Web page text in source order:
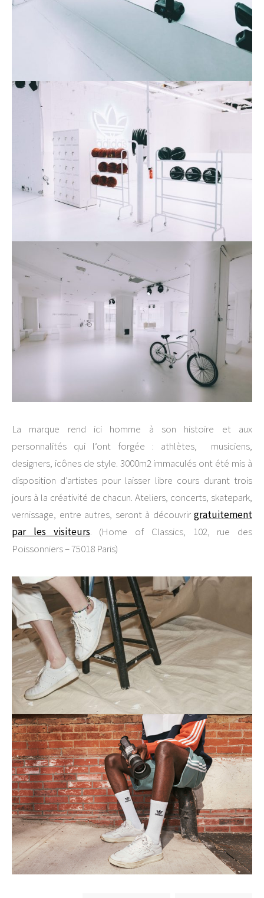
La marque rend ici homme à son histoire et aux
personnalités qui l’ont forgée : athlètes, musiciens,
designers, icônes de style. 3000m2 immaculés ont été mis à
disposition d’artistes pour laisser libre cours durant trois
jours à la créativité de chacun. Ateliers, concerts, skatepark,
vernissage, entre autres, seront à découvrir gratuitement
par les visiteurs. (Home of Classics, 102, rue des
Poissonniers – 75018 Paris)